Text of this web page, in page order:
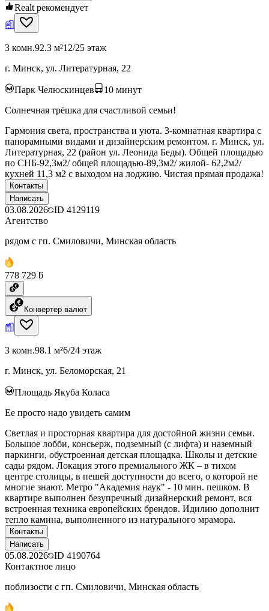
Realt рекомендует
3 комн.92.3 м²12/25 этаж
г. Минск, ул. Литературная, 22
Парк Челюскинцев 10 минут
Солнечная трёшка для счастливой семьи!
Гармония света, пространства и уюта. 3-комнатная квартира с
панорамными видами и дизайнерским ремонтом. г. Минск, ул.
Литературная, 22 (район ул. Леонида Беды). Общей площадью
по СНБ-92,3м2/ общей площадью-89,3м2/ жилой- 62,2м2/
кухней 11,3 м2 с выходом на лоджию. Чистая прямая продажа!
Контакты
Написать
03.08.2026 ID 4129119
Агентство
рядом с гп. Смиловичи, Минская область
778 729 ƃ
Конвертер валют
3 комн.98.1 м²6/24 этаж
г. Минск, ул. Беломорская, 21
Площадь Якуба Коласа
Ее просто надо увидеть самим
Светлая и просторная квартира для достойной жизни семьи.
Большое лобби, консьерж, подземный (с лифта) и наземный
паркинги, обустроенная детская площадка. Школы и детские
сады рядом. Локация этого премиального ЖК – в тихом
центре столицы, в пешей доступности до всего, о которой не
многие знают. Метро "Академия наук" - 10 мин. пешком. В
квартире выполнен безупречный дизайнерский ремонт, вся
встроенная техника европейских брендов. Идилию дополнит
тепло камина, выполненного из натурального мрамора.
Контакты
Написать
05.08.2026 ID 4190764
Контактное лицо
поблизости с гп. Смиловичи, Минская область